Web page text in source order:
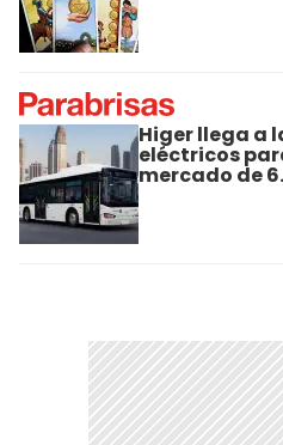
Higer llega a
eléctricos
mercado de